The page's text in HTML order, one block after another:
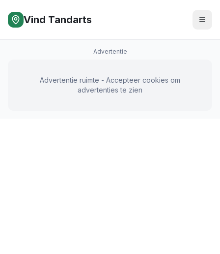
Vind Tandarts
Advertentie
Advertentie ruimte - Accepteer cookies om
advertenties te zien